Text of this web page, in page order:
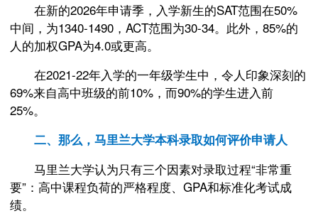
在新的2026年申请季，入学新生的SAT范围在50%
中间，为1340-1490，ACT范围为30-34。此外，85%的
人的加权GPA为4.0或更高。
在2021-22年入学的一年级学生中，令人印象深刻的
69%来自高中班级的前10%，而90%的学生进入前
25%。
二、那么，马里兰大学本科录取如何评价申请人
马里兰大学认为只有三个因素对录取过程“非常重
要”：高中课程负荷的严格程度、GPA和标准化考试成
绩。